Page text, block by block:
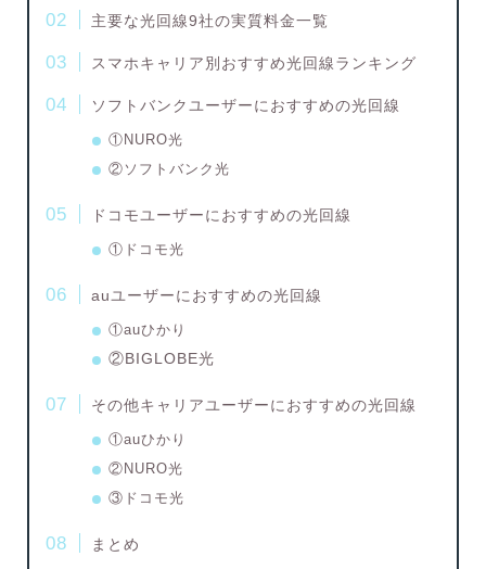
主要な光回線9社の実質料金一覧
スマホキャリア別おすすめ光回線ランキング
ソフトバンクユーザーにおすすめの光回線
①NURO光
②ソフトバンク光
ドコモユーザーにおすすめの光回線
①ドコモ光
auユーザーにおすすめの光回線
①auひかり
②BIGLOBE光
その他キャリアユーザーにおすすめの光回線
①auひかり
②NURO光
③ドコモ光
まとめ